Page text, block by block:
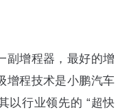
副增程器，最好的增
增程技术是小鹏汽车
以行业领先的 “超快